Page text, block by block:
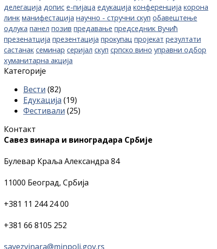
делегација допис е-пијаца едукација конференција корона
линк манифестација научно - стручни скуп обавештење
одлука панел позив предавање председник Вучић
презенатција презентација прокупац пројекат резултати
састанак семинар серијал скуп српско вино управни одбор
хуманитарна акција
Категорије
Вести (82)
Едукација (19)
Фестивали (25)
Контакт
Савез винара и виноградара Србије
Булевар Краља Александра 84
11000 Београд, Србија
+381 11 244 24 00
+381 66 8105 252
savezvinara@minpolj.gov.rs